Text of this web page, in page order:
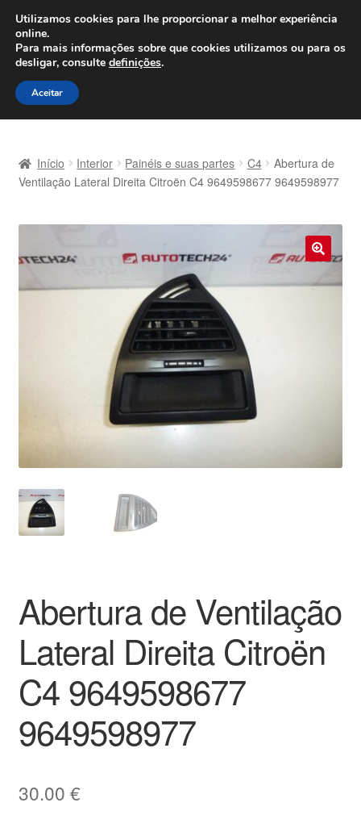
ENVIO a partir de 7 EUR
Seg-Sex, das 9h às 16h800 500 967
Ir
para
a
Saltar
para
o
Carrinho
Contato
Envio para todo o planeta
Procedimento de Reclamação
Sobre nós
Termos e Condições
Transporte
Início Interior Painéis e suas partes C4
Abertura de
Ventilação Lateral Direita Citroën C4 9649598677 9649598977
Abertura de Ventilação
Lateral Direita Citroën
C4 9649598677
9649598977
30.00 €
Utilizamos cookies para lhe proporcionar a melhor experiência
online.
Para mais informações sobre que cookies utilizamos ou para os
desligar, consulte definições.
Aceitar